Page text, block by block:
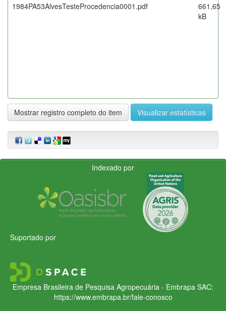
1984PA53AlvesTesteProcedencia0001.pdf
661,65
kB
Mostrar registro completo do item Visualizar estatísticas
Indexado por
Suportado por
Empresa Brasileira de Pesquisa Agropecuária - Embrapa SAC:
https://www.embrapa.br/fale-conosco